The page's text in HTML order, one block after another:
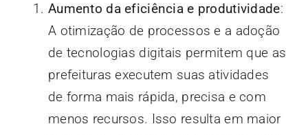
Aumento da eficiência e produtividade:
A otimização de processos e a adoção
de tecnologias digitais permitem que as
prefeituras executem suas atividades
de forma mais rápida, precisa e com
menos recursos. Isso resulta em maior